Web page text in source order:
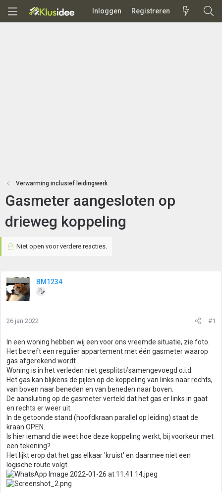
Inloggen Registreren
Verwarming inclusief leidingwerk
Gasmeter aangesloten op
drieweg koppeling
Niet open voor verdere reacties.
BM1234
26 jan 2022 #1
In een woning hebben wij een voor ons vreemde situatie, zie foto.
Het betreft een regulier appartement met één gasmeter waarop
gas afgerekend wordt.
Woning is in het verleden niet gesplitst/samengevoegd o.i.d.
Het gas kan blijkens de pijlen op de koppeling van links naar rechts,
van boven naar beneden en van beneden naar boven.
De aansluiting op de gasmeter verteld dat het gas er links in gaat
en rechts er weer uit.
In de getoonde stand (hoofdkraan parallel op leiding) staat de
kraan OPEN.
Is hier iemand die weet hoe deze koppeling werkt, bij voorkeur met
een tekening?
Het lijkt erop dat het gas elkaar 'kruist' en daarmee niet een
logische route volgt.